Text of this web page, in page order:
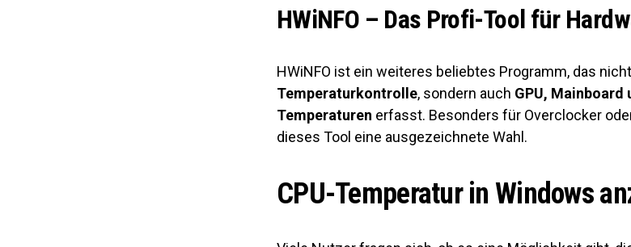
HWiNFO – Das Profi-Tool für
HWiNFO ist ein weiteres beliebtes Programm, das
Temperaturkontrolle, sondern auch GPU, Mainboard
Temperaturen erfasst. Besonders für Overclocker
dieses Tool eine ausgezeichnete Wahl.
CPU-Temperatur in Windows